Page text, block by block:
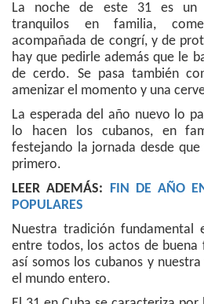
La noche de este 31 es un
tranquilos en familia,
acompañada de congrí, y de
hay que pedirle además que le
de cerdo. Se pasa también
amenizar el momento y una
La esperada del año nuevo lo
lo hacen los cubanos, en
festejando la jornada desde
primero.
LEER ADEMÁS: FIN DE AÑO
POPULARES
Nuestra tradición fundamental
entre todos, los actos de
así somos los cubanos y
el mundo entero.